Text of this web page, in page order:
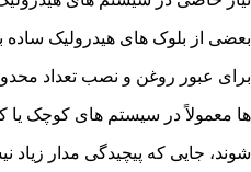
بعضی از بلوک های هیدرولیک
برای عبور روغن و نصب تعداد
ها معمولاً در سیستم های کوچک یا
شوند، جایی که پیچیدگی مدار زیاد